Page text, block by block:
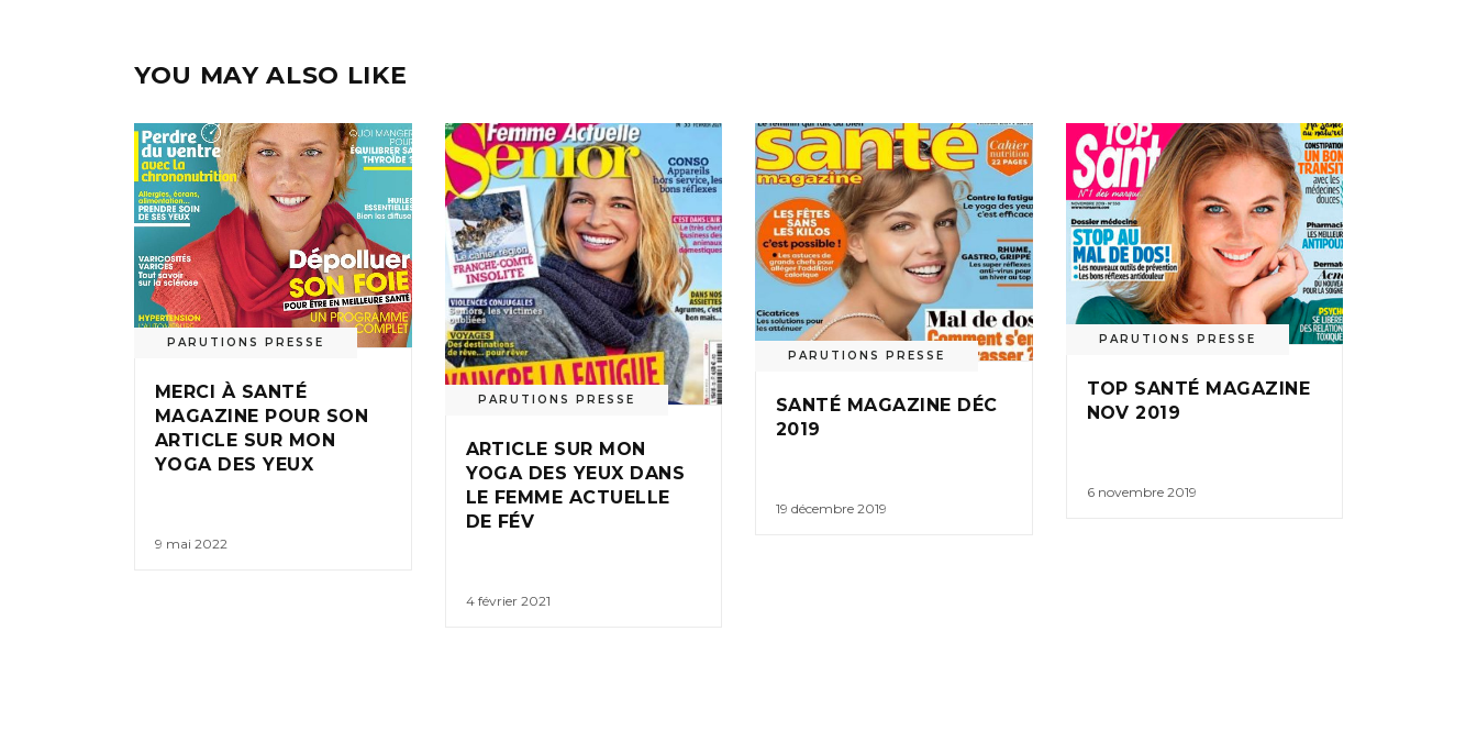
YOU MAY ALSO LIKE
PARUTIONS PRESSE
MERCI À SANTÉ
MAGAZINE POUR SON
ARTICLE SUR MON
YOGA DES YEUX
9 mai 2022
PARUTIONS PRESSE
ARTICLE SUR MON
YOGA DES YEUX DANS
LE FEMME ACTUELLE
DE FÉV
4 février 2021
PARUTIONS PRESSE
SANTÉ MAGAZINE DÉC
2019
19 décembre 2019
PARUTIONS PRESSE
TOP SANTÉ MAGAZINE
NOV 2019
6 novembre 2019